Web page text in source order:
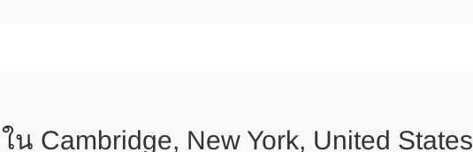
Cambridge, New York, United States